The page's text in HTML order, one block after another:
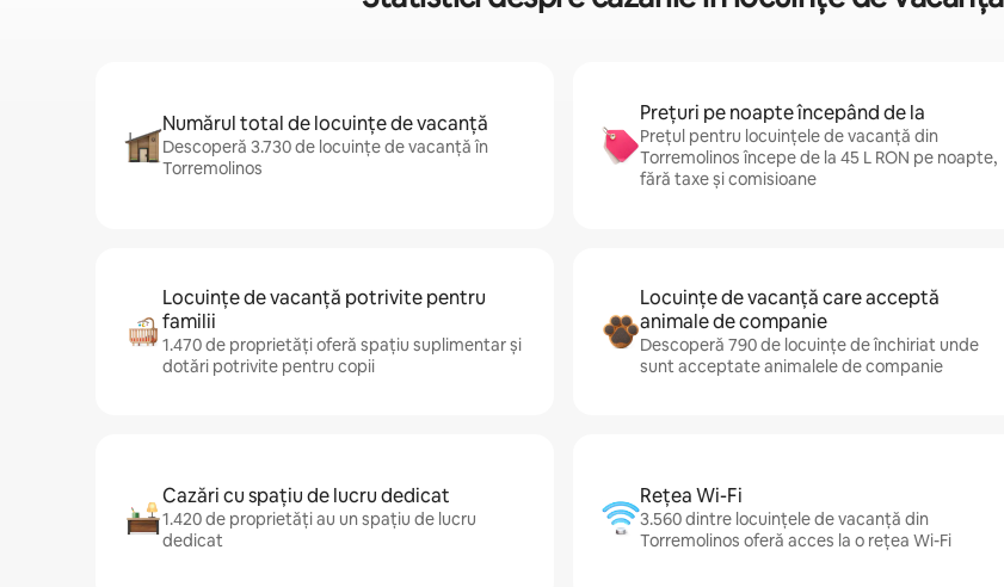
Numărul total de locuințe de vacanță
Descoperă 3.730 de locuințe de vacanță în
Torremolinos
Prețuri pe noapte începând de la
Prețul pentru locuințele de vacanță din
Torremolinos începe de la 45 L RON pe noapte,
fără taxe și comisioane
Locuințe de vacanță potrivite pentru
familii
1.470 de proprietăți oferă spațiu suplimentar și
dotări potrivite pentru copii
Locuințe de vacanță care acceptă
animale de companie
Descoperă 790 de locuințe de închiriat unde
sunt acceptate animalele de companie
Cazări cu spațiu de lucru dedicat
1.420 de proprietăți au un spațiu de lucru
dedicat
Rețea Wi-Fi
3.560 dintre locuințele de vacanță din
Torremolinos oferă acces la o rețea Wi-Fi